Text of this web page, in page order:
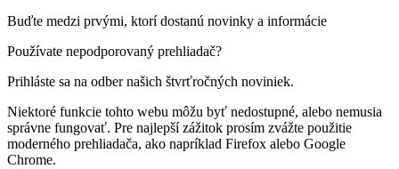
Buďte medzi prvými, ktorí dostanú novinky a informácie
Používate nepodporovaný prehliadač?
Prihláste sa na odber našich štvrťročných noviniek.
Niektoré funkcie tohto webu môžu byť nedostupné, alebo nemusia
správne fungovať. Pre najlepší zážitok prosím zvážte použitie
moderného prehliadača, ako napríklad Firefox alebo Google
Chrome.